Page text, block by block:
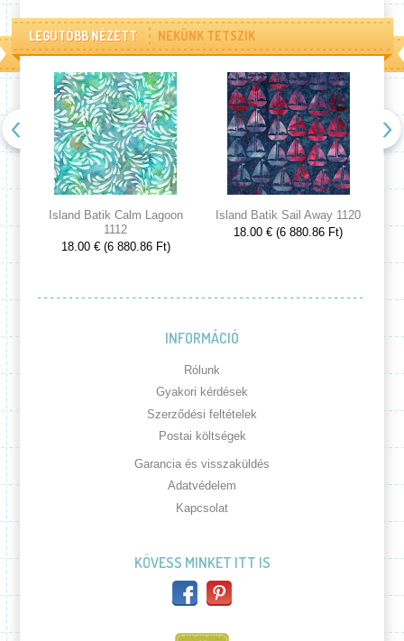
LEGUTÓBB NÉZETT NEKÜNK TETSZIK
Island Batik Calm Lagoon
1112
18.00 € (6 880.86 Ft)
Island Batik Sail Away 1120
18.00 € (6 880.86 Ft)
INFORMÁCIÓ
Rólunk
Gyakori kérdések
Szerződési feltételek
Postai költségek
Garancia és visszaküldés
Adatvédelem
Kapcsolat
KÖVESS MINKET ITT IS